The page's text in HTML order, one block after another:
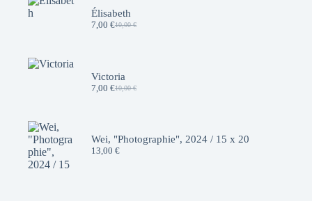
Élisabeth
10,00€
Le
10,00 €.
7,00 €Le
7,00 €.
Victoria
10,00€
Le
10,00 €.
7,00 €Le
7,00 €.
Wei, "Photographie", 2024 / 15 x 20
13,00 €